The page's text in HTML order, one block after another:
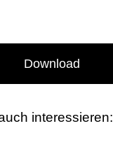
Download
interessieren: